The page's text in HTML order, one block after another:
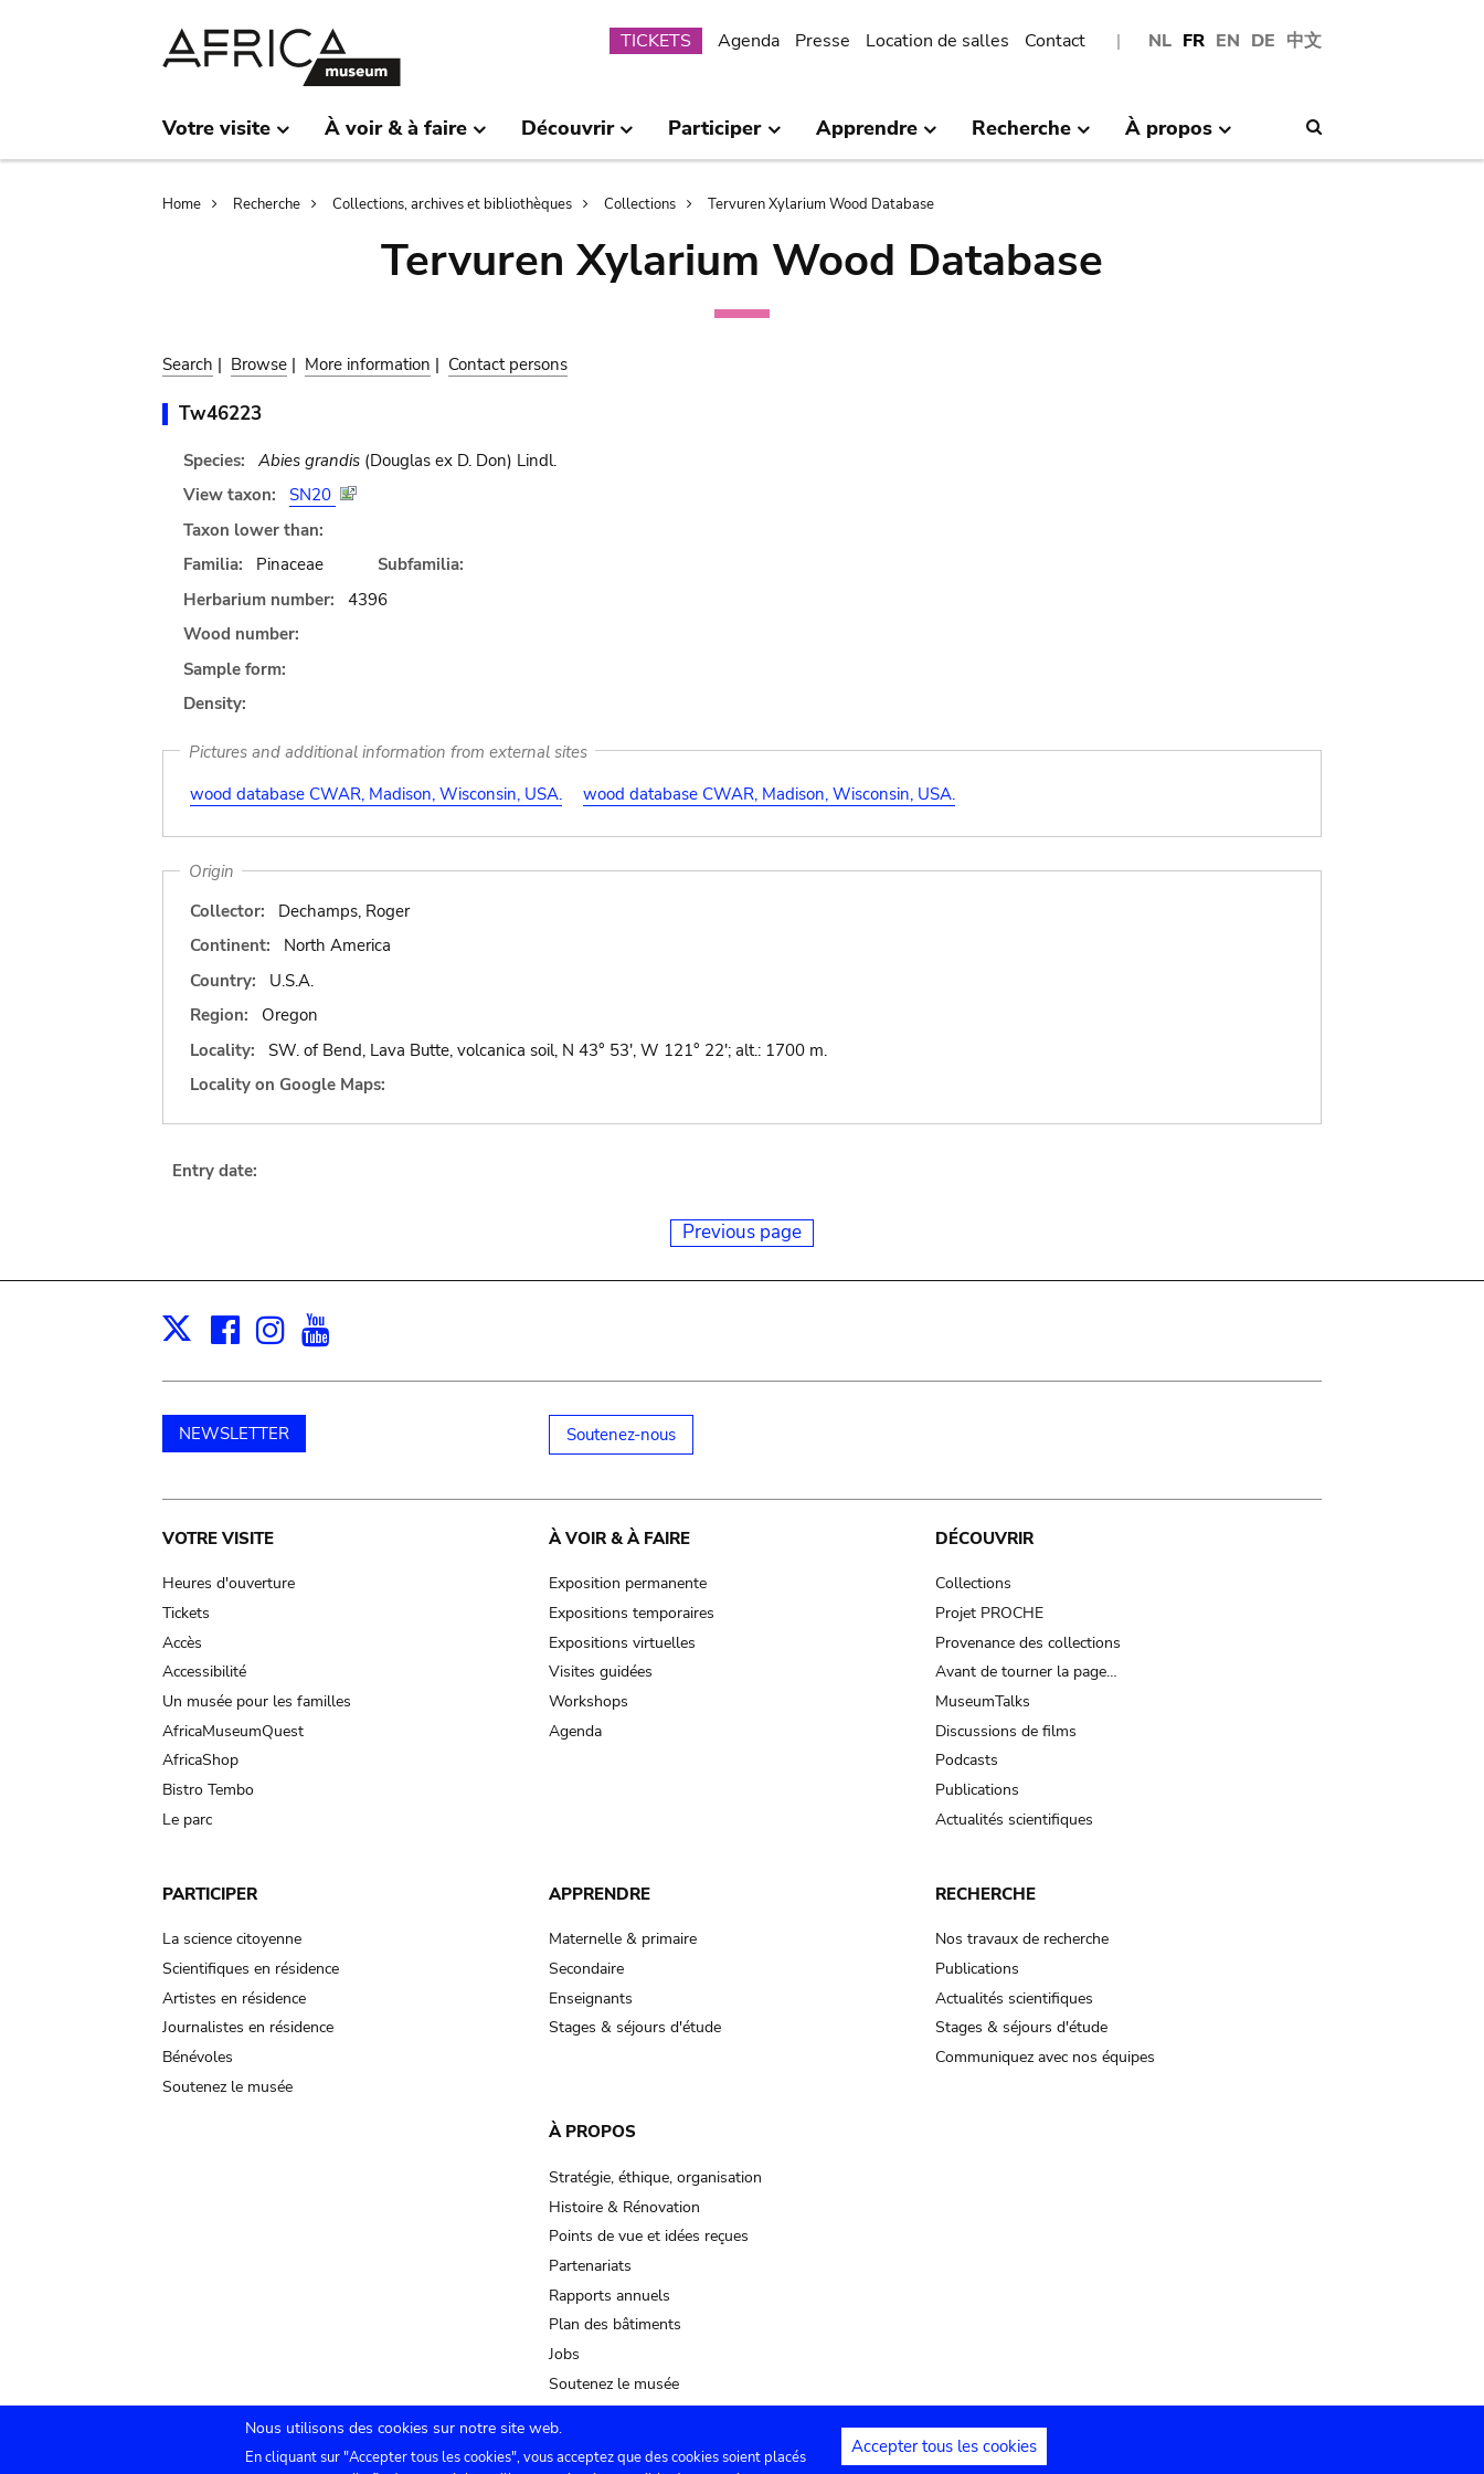
NL FR EN DE 中文
Submenu
TICKETS Agenda Presse Location de salles Contact
Votre visite À voir & à faire Découvrir Participer Apprendre Recherche À propos
Breadcrumb
Home Recherche Collections, archives et bibliothèques Collections Tervuren Xylarium Wood Database
Tervuren Xylarium Wood Database
Search | Browse | More information | Contact persons
Tw46223
Species: Abies grandis(Douglas ex D. Don) Lindl.
View taxon:
SN20
Taxon lower than:
Familia:
Pinaceae
Subfamilia:
Herbarium number:
4396
Wood number:
Sample form:
Density:
Pictures and additional information from external sites
wood database CWAR, Madison, Wisconsin, USA.
wood database CWAR, Madison, Wisconsin, USA.
Origin
Collector:
Dechamps, Roger
Continent:
North America
Country:
U.S.A.
Region:
Oregon
Locality:
SW. of Bend, Lava Butte, volcanica soil, N 43° 53', W 121° 22'; alt.: 1700 m.
Locality on Google Maps:
Entry date:
Previous page
X Facebook
Instagram
NEWSLETTER Soutenez-nous
Main
navigation
VOTRE VISITE
Heures d'ouverture
Tickets
Accès
Accessibilité
Un musée pour les familles
AfricaMuseumQuest
AfricaShop
Bistro Tembo
Le parc
À VOIR & À FAIRE
Exposition permanente
Expositions temporaires
Expositions virtuelles
Visites guidées
Workshops
Agenda
DÉCOUVRIR
Collections
Projet PROCHE
Provenance des collections
Avant de tourner la page…
MuseumTalks
Discussions de films
Podcasts
Publications
Actualités scientifiques
PARTICIPER
La science citoyenne
Scientifiques en résidence
Artistes en résidence
Journalistes en résidence
Bénévoles
Soutenez le musée
APPRENDRE
Maternelle & primaire
Secondaire
Enseignants
Stages & séjours d'étude
RECHERCHE
Nos travaux de recherche
Publications
Actualités scientifiques
Stages & séjours d'étude
Communiquez avec nos équipes
À PROPOS
Stratégie, éthique, organisation
Histoire & Rénovation
Points de vue et idées reçues
Partenariats
Rapports annuels
Plan des bâtiments
Jobs
Soutenez le musée
Nous utilisons des cookies sur notre site web.
En cliquant sur "Accepter tous les cookies", vous acceptez que des cookies soient placés
Accepter tous les cookies